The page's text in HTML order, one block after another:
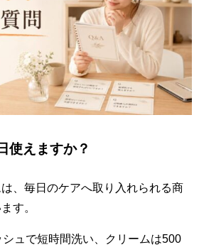
使えますか？
、毎日のケアへ取り入れられる商
す。
ュで短時間洗い、クリームは500